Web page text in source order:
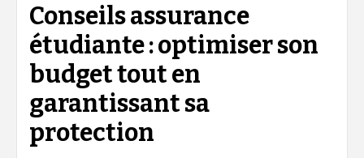
Conseils assurance
étudiante : optimiser son
budget tout en
garantissant sa
protection